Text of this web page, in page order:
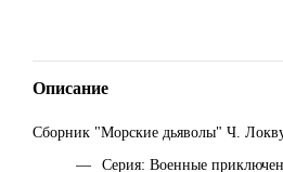
Описание
Сборник "Морские дьяволы" Ч.
Серия: Военные